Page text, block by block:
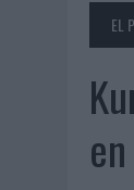
06/
06/
EL